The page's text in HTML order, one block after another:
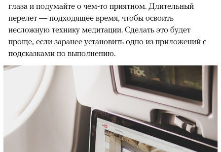
глаза и подумайте о чем-то приятном. Длительный
перелет — подходящее время, чтобы освоить
несложную технику медитации. Сделать это будет
проще, если заранее установить одно из приложений с
подсказками по выполнению.